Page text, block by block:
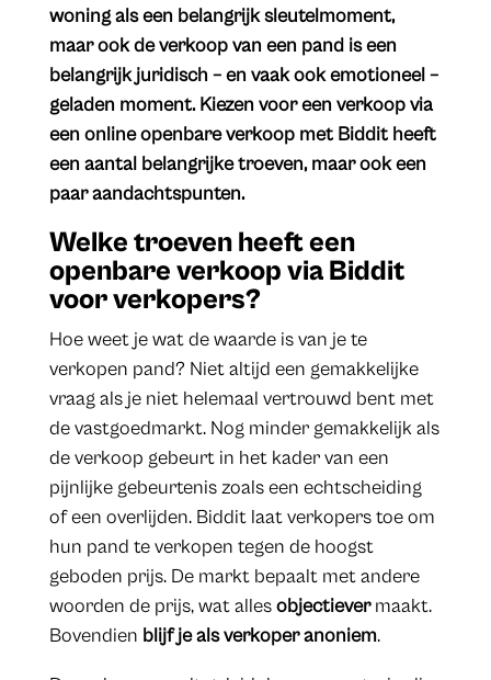
woning als een belangrijk sleutelmoment,
maar ook de verkoop van een pand is een
belangrijk juridisch – en vaak ook emotioneel –
geladen moment. Kiezen voor een verkoop via
een online openbare verkoop met Biddit heeft
een aantal belangrijke troeven, maar ook een
paar aandachtspunten.
Welke troeven heeft een
openbare verkoop via Biddit
voor verkopers?
Hoe weet je wat de waarde is van je te
verkopen pand? Niet altijd een gemakkelijke
vraag als je niet helemaal vertrouwd bent met
de vastgoedmarkt. Nog minder gemakkelijk als
de verkoop gebeurt in het kader van een
pijnlijke gebeurtenis zoals een echtscheiding
of een overlijden. Biddit laat verkopers toe om
hun pand te verkopen tegen de hoogst
geboden prijs. De markt bepaalt met andere
woorden de prijs, wat allesobjectievermaakt.
Bovendien blijf je als verkoper anoniem.